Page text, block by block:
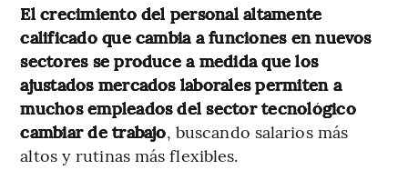
El crecimiento del personal altamente
calificado que cambia a funciones en nuevos
sectores se produce a medida que los
ajustados mercados laborales permiten a
muchos empleados del sector tecnológico
cambiar de trabajo, buscando salarios más
altos y rutinas más flexibles.